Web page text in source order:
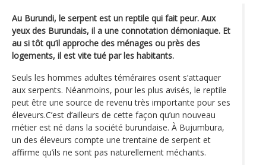
Au Burundi, le serpent est un reptile qui fait peur. Aux
yeux des Burundais, il a une connotation démoniaque. Et
au si tôt qu’il approche des ménages ou près des
logements, il est vite tué par les habitants.
Seuls les hommes adultes téméraires osent s’attaquer
aux serpents. Néanmoins, pour les plus avisés, le reptile
peut être une source de revenu très importante pour ses
éleveurs.C’est d’ailleurs de cette façon qu’un nouveau
métier est né dans la société burundaise. À Bujumbura,
un des éleveurs compte une trentaine de serpent et
affirme qu’ils ne sont pas naturellement méchants.